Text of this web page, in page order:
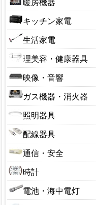
扇風機(小型)
扇風機(卓上)
壁掛扇
冷風機・冷風扇
エアコン
エアコンフィルター
サーキュレーター
暖房機器
こたつ本体
こたつ部品
石油ファンヒーター
石油ストーブ
電気ストーブ
セラミックヒーター
オイルヒーター
毛布・カーペット・寝
暖房備品
キッチン家電
炊飯ジャー
電気コンロ
電子レンジ
IHコンロ
オーブントースター
コーヒーメーカー
フィッシュロースター
ホームベーカリー
ポット・ケトル
ホットプレート・グリ
もちつき機
換気扇
生活家電
加湿器
乾燥機
空気清浄器
除湿機
小型家電
掃除機
冷蔵庫
その他
理美容・健康器具
シェーバー・バリカン
ドライヤー・ヘアケア
ボディケア・マッサー
血圧計・電子体温計・
体重計
電動歯ブラシ
その他
映像・音響
DVDプレーヤー
オーディオ・ラジオ
スピーカー
テレビ
ビデオ
ラジオ
ガス機器・消火器
ガステーブル
ガスホース
ガス器具部品
カセットコンロ
トーチバーナー
消火器
照明器具
シーリングライト
センサーライト
管球・電球
電気スタンド
配線器具
コード付きタップ
ステープル
延長コード・器具コー
電源アダプター
通信・安全
アンテナ
セキュリティ用品
チャイム・インターホ
時計
掛け時計
目覚まし時計
電池・海中電灯